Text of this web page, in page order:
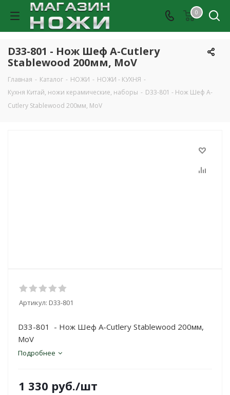
0
D33-801 - Нож Шеф A-Cutlery
Stablewood 200мм, MoV
Главная - Каталог - НОЖИ - НОЖИ - КУХНЯ -
Кухня Китай, ножи керамические, наборы - D33-801 - Нож Шеф A-
Cutlery Stablewood 200мм, MoV
Артикул: D33-801
D33-801 - Нож Шеф A-Cutlery Stablewood 200мм,
MoV
Подробнее
1 330 руб./шт